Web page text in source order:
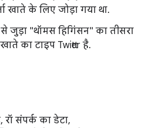
खाते के लिए जोड़ा गया था.
जुड़ा "थॉमस हिगिंसन" का तीसरा
का टाइप Twitter है.
संपर्क का डेटा,